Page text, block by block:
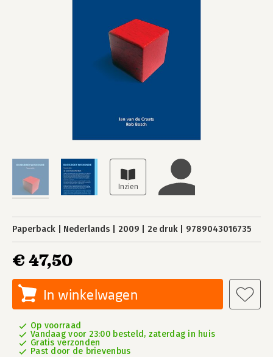
Paperback Nederlands 2009 2e druk 9789043016735
€ 47,50
In winkelwagen
Op voorraad
Vandaag voor 23:00 besteld, zaterdag in huis
Gratis verzonden
Past door de brievenbus